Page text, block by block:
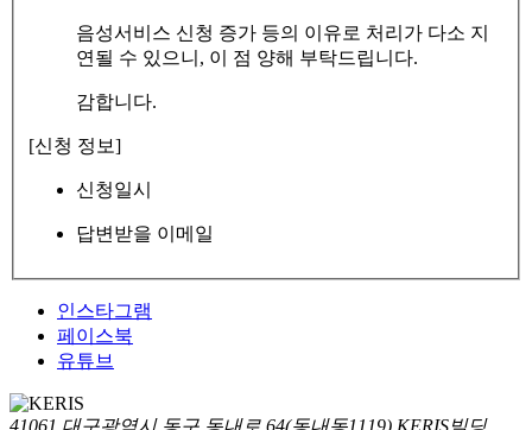
음성서비스 신청 증가 등의 이유로 처리가 다소 지
연될 수 있으니, 이 점 양해 부탁드립니다.
감합니다.
[신청 정보]
신청일시
답변받을 이메일
인스타그램
페이스북
유튜브
41061 대구광역시 동구 동내로 64(동내동1119) KERIS빌딩